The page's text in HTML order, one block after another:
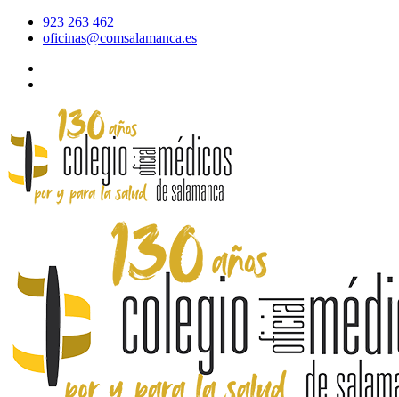
923 263 462
oficinas@comsalamanca.es